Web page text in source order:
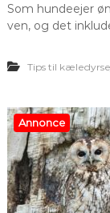
Som hundeejer
ven, og det
Tips til
Annonce